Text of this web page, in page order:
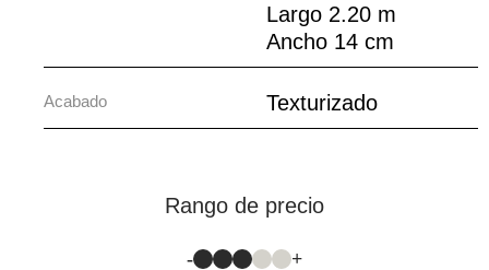
Largo 2.20 m
Ancho 14 cm
Acabado Texturizado
Rango de precio
- +